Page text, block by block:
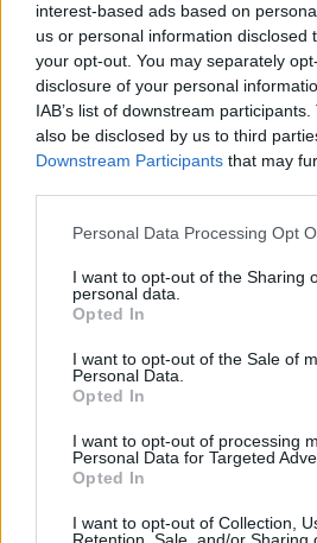
interest-based ads based on
us or personal information disclosed
your opt-out. You may separately
disclosure of your personal
IAB’s list of downstream
also be disclosed by us to third
Downstream Participants that may
Personal Data Processing Opt
I want to opt-out of the Sharing
personal data.
Opted In
I want to opt-out of the Sale of
Personal Data.
Opted In
I want to opt-out of processing
Personal Data for Targeted
Opted In
I want to opt-out of Collection,
Admiral des Forums, weiblich
Beiträge:
2.270 Zustimmungen:
Eisi63
Lebende Forenlegende
, weiblich
Beiträge: 18.485 Zustimmungen:
.Waschbär.
Foren-Graf
Admiral des Forums
Beiträge: 2.199
lieselotte27
Fortgeschrittener
Beiträge:
lotte27.
Forenhalbgott
, weiblich
Beiträge:
Mrs.Been